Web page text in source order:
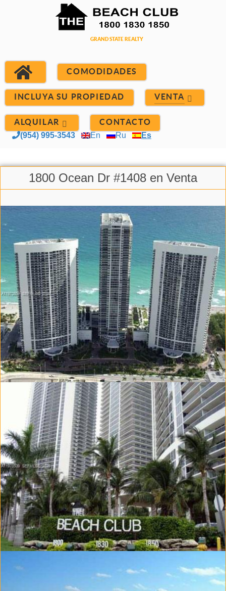
COMODIDADES
INCLUYA SU PROPIEDAD VENTA
ALQUILAR CONTACTO
(954) 995-3543 En Ru Es
1800 Ocean Dr #1408 en Venta